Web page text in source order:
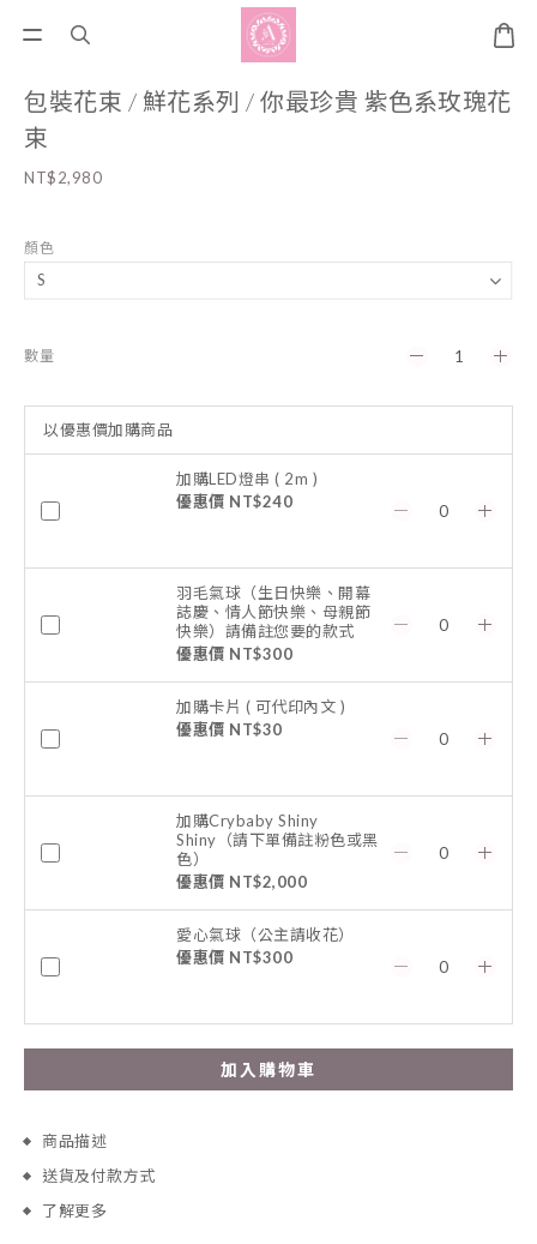
包裝花束 / 鮮花系列 / 你最珍貴 紫色系玫瑰花
束
NT$2,980
顏色
數量
以優惠價加購商品
加購LED燈串 ( 2m )
優惠價 NT$240
羽毛氣球（生日快樂、開幕
誌慶、情人節快樂、母親節
快樂）請備註您要的款式
優惠價 NT$300
加購卡片 ( 可代印內文 )
優惠價 NT$30
加購Crybaby Shiny
Shiny（請下單備註粉色或黑
色）
優惠價 NT$2,000
愛心氣球（公主請收花）
優惠價 NT$300
加入購物車
商品描述
送貨及付款方式
了解更多